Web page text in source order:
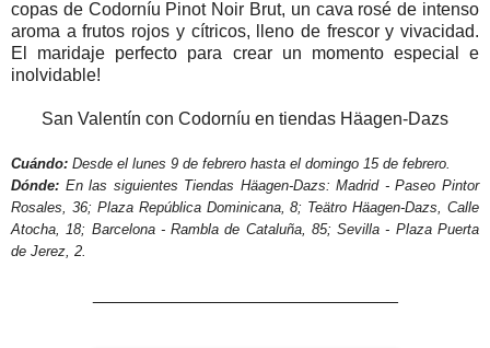
copas de Codorníu Pinot Noir Brut, un cava rosé de intenso
aroma a frutos rojos y cítricos, lleno de frescor y vivacidad.
El maridaje perfecto para crear un momento especial e
inolvidable!
San Valentín con Codorníu en tiendas Häagen-Dazs
Cuándo: Desde el lunes 9 de febrero hasta el domingo 15 de febrero.
Dónde: En las siguientes Tiendas Häagen-Dazs: Madrid - Paseo Pintor
Rosales, 36; Plaza República Dominicana, 8; Teätro Häagen-Dazs, Calle
Atocha, 18; Barcelona - Rambla de Cataluña, 85; Sevilla - Plaza Puerta
de Jerez, 2.